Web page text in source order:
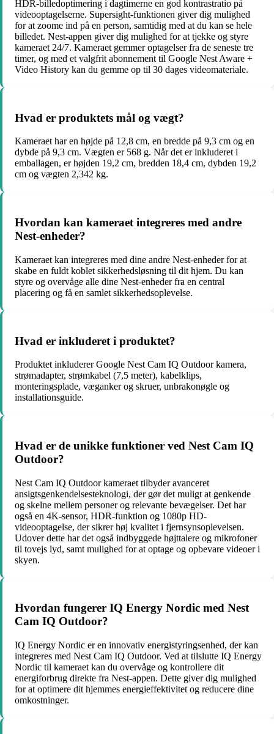
HDR-billedoptimering i dagtimerne en god kontrastratio på
videooptagelserne. Supersight-funktionen giver dig mulighed
for at zoome ind på en person, samtidig med at du kan se hele
billedet. Nest-appen giver dig mulighed for at tjekke og styre
kameraet 24/7. Kameraet gemmer optagelser fra de seneste tre
timer, og med et valgfrit abonnement til Google Nest Aware +
Video History kan du gemme op til 30 dages videomateriale.
Hvad er produktets mål og vægt?
Kameraet har en højde på 12,8 cm, en bredde på 9,3 cm og en
dybde på 9,3 cm. Vægten er 568 g. Når det er inkluderet i
emballagen, er højden 19,2 cm, bredden 18,4 cm, dybden 19,2
cm og vægten 2,342 kg.
Hvordan kan kameraet integreres med andre
Nest-enheder?
Kameraet kan integreres med dine andre Nest-enheder for at
skabe en fuldt koblet sikkerhedsløsning til dit hjem. Du kan
styre og overvåge alle dine Nest-enheder fra en central
placering og få en samlet sikkerhedsoplevelse.
Hvad er inkluderet i produktet?
Produktet inkluderer Google Nest Cam IQ Outdoor kamera,
strømadapter, strømkabel (7,5 meter), kabelklips,
monteringsplade, væganker og skruer, unbrakonøgle og
installationsguide.
Hvad er de unikke funktioner ved Nest Cam IQ
Outdoor?
Nest Cam IQ Outdoor kameraet tilbyder avanceret
ansigtsgenkendelsesteknologi, der gør det muligt at genkende
og skelne mellem personer og relevante bevægelser. Det har
også en 4K-sensor, HDR-funktion og 1080p HD-
videooptagelse, der sikrer høj kvalitet i fjernsynsoplevelsen.
Udover dette har det også indbyggede højttalere og mikrofoner
til tovejs lyd, samt mulighed for at optage og opbevare videoer i
skyen.
Hvordan fungerer IQ Energy Nordic med Nest
Cam IQ Outdoor?
IQ Energy Nordic er en innovativ energistyringsenhed, der kan
integreres med Nest Cam IQ Outdoor. Ved at tilslutte IQ Energy
Nordic til kameraet kan du overvåge og kontrollere dit
energiforbrug direkte fra Nest-appen. Dette giver dig mulighed
for at optimere dit hjemmes energieffektivitet og reducere dine
omkostninger.